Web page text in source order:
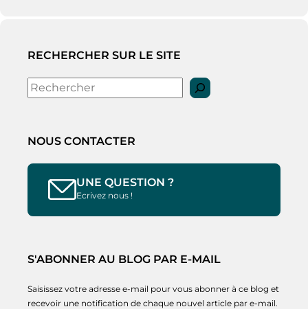
RECHERCHER SUR LE SITE
Rechercher
NOUS CONTACTER
UNE QUESTION ?
Ecrivez nous !
S'ABONNER AU BLOG PAR E-MAIL
Saisissez votre adresse e-mail pour vous abonner à ce blog et
recevoir une notification de chaque nouvel article par e-mail.